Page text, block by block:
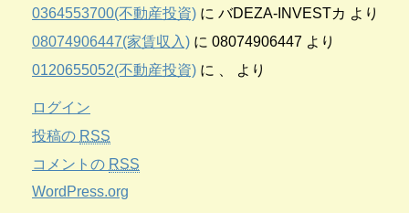
0364553700(不動産投資) に バDEZA-INVESTカ より
08074906447(家賃収入) に 08074906447 より
0120655052(不動産投資) に より
ログイン
投稿の RSS
コメントの RSS
WordPress.org